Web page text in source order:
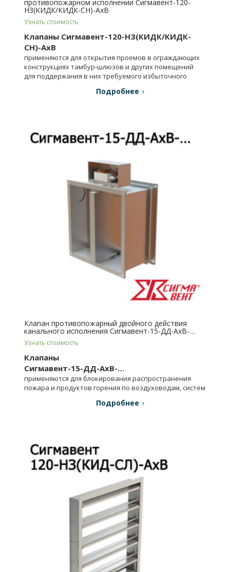
противопожарном исполнении Сигмавент-120-
НЗ(КИДК/КИДК-СН)-АхВ
Узнать стоимость
Клапаны Сигмавент-120-НЗ(КИДК/КИДК-
СН)-АхВ
применяются для открытия проемов в ограждающих
конструкциях тамбур-шлюзов и других помещений
для поддержания в них требуемого избыточного
Подробнее
Клапан противопожарный двойного действия
канального исполнения Сигмавент-15-ДД-АхВ-…
Узнать стоимость
Клапаны
Сигмавент-15-ДД-АхВ-…
применяются для блокирования распространения
пожара и продуктов горения по воздуховодам, систем
Подробнее